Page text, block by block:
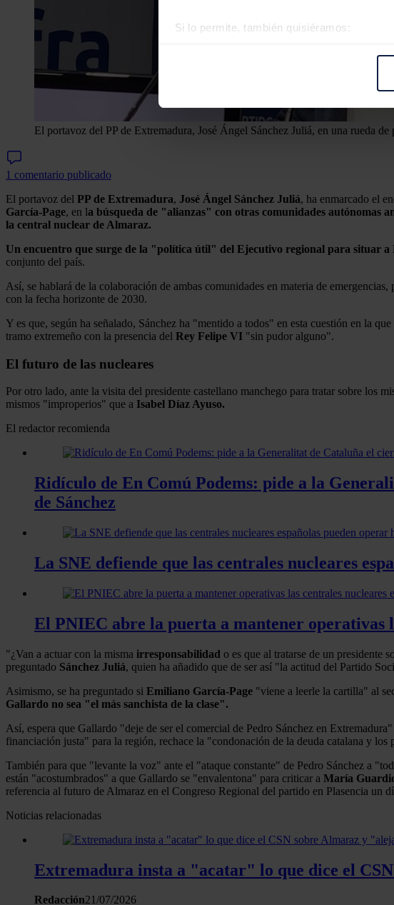
Si lo permite, también quisiéramos:
Las cookies de este sitio web se usan
El portavoz del PP de Extremadura, José Ángel Sánchez Juliá, en una rueda de
1 comentario publicado
El portavoz del PP de Extremadura, José Ángel Sánchez Juliá, ha enmarcado el
García-Page, en la búsqueda de "alianzas" con otras comunidades autónomas
la central nuclear de Almaraz.
Un encuentro que surge de la "política útil" del Ejecutivo regional para situar a
conjunto del país.
Así, se hablará de la colaboración de ambas comunidades en materia de
con la fecha horizonte de 2030.
Y es que, según ha señalado, Sánchez ha "mentido a todos" en esta cuestión en la
tramo extremeño con la presencia del Rey Felipe VI "sin pudor alguno".
El futuro de las nucleares
Por otro lado, ante la visita del presidente castellano manchego para tratar sobre los
mismos "improperios" que a Isabel Díaz Ayuso.
El redactor recomienda
Ridículo de En Comú Podems: pide a la
de Sánchez
La SNE defiende que las centrales nucleares
El PNIEC abre la puerta a mantener operativas
"¿Van a actuar con la misma irresponsabilidad o es que al tratarse de un presidente
preguntado Sánchez Juliá, quien ha añadido que de ser así "la actitud del Partido
Asimismo, se ha preguntado si Emiliano García-Page "viene a leerle la cartilla" al
Gallardo no sea "el más sanchista de la clase".
Así, espera que Gallardo "deje de ser el comercial de Pedro Sánchez en
financiación justa" para la región, rechace la "condonación de la deuda catalana y
También para que "levante la voz" ante el "ataque constante" de Pedro Sánchez a
están "acostumbrados" a que Gallardo se "envalentona" para criticar a María
referencia al futuro de Almaraz en el Congreso Regional del partido en Plasencia un
Noticias relacionadas
Extremadura insta a "acatar" lo que dice el
Redacción21/07/2026